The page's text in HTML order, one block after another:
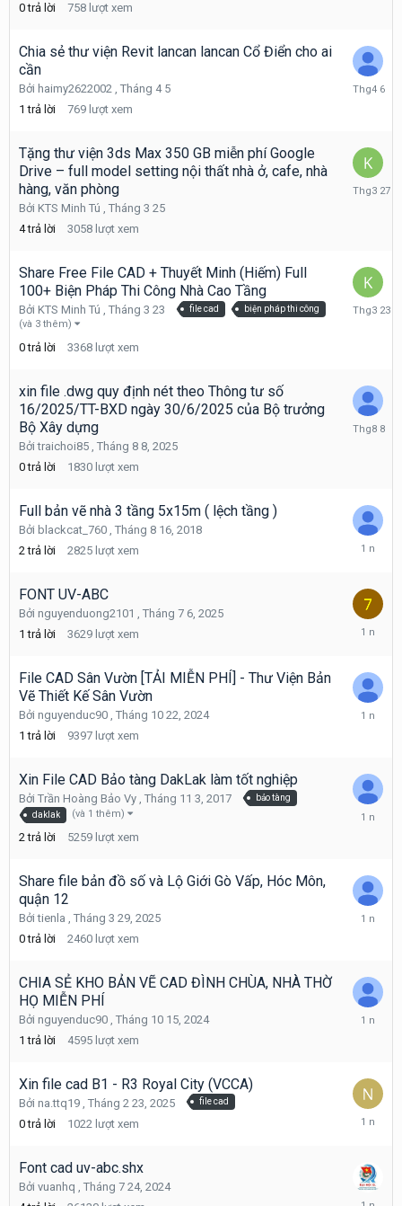
0 trả lời 758 lượt xem
Chia sẻ thư viện Revit lancan lancan Cổ Điển cho ai
cần
Bởi haimy2622002 , Tháng 4 5
1 trả lời 769 lượt xem
Tháng
Tặng thư viện 3ds Max 350 GB miễn phí Google
Drive – full model setting nội thất nhà ở, cafe, nhà
hàng, văn phòng
Bởi KTS Minh Tú , Tháng 3 25
4 trả lời 3058 lượt xem
Tháng
Share Free File CAD + Thuyết Minh (Hiếm) Full
100+ Biện Pháp Thi Công Nhà Cao Tầng
Bởi KTS Minh Tú , Tháng 3 23 file cad biện pháp thi công
(và 3 thêm)
0 trả lời 3368 lượt xem
Tháng
xin file .dwg quy định nét theo Thông tư số
16/2025/TT-BXD ngày 30/6/2025 của Bộ trưởng
Bộ Xây dựng
Bởitraichoi85 , Tháng 8 8, 2025
0 trả lời 1830 lượt xem
Tháng
Full bản vẽ nhà 3 tầng 5x15m ( lệch tầng )
Bởi blackcat_760 , Tháng 8 16, 2018
2 trả lời 2825 lượt xem
Tháng
2025
FONT UV-ABC
Bởi nguyenduong2101 , Tháng 7 6, 2025
1 trả lời 3629 lượt xem
Tháng
2025
File CAD Sân Vườn [TẢI MIỄN PHÍ] - Thư Viện Bản
Vẽ Thiết Kế Sân Vườn
Bởi nguyenduc90 , Tháng 10 22, 2024
1 trả lời 9397 lượt xem
Tháng
Xin File CAD Bảo tàng DakLak làm tốt nghiệp
Bởi Trần Hoàng Bảo Vy , Tháng 11 3, 2017
bảo tàng
daklak
(và 1 thêm)
2 trả lời 5259 lượt xem
Tháng
Share file bản đồ số và Lộ Giới Gò Vấp, Hóc Môn,
quận 12
Bởitienla
Tháng 3 29, 2025
0 trả lời 2460 lượt xem
Tháng
CHIA SẺ KHO BẢN VẼ CAD ĐÌNH CHÙA, NHÀ THỜ
HỌ MIỄN PHÍ
Bởi nguyenduc90 Tháng 10 15, 2024
1 trả lời 4595 lượt xem
Tháng
Xin file cad B1 - R3 Royal City (VCCA)
Bởi na.ttq19 Tháng 2 23, 2025 file cad
0 trả lời 1022 lượt xem
Tháng
2025
Font cad uv-abc.shx
Bởi vuanhq , Tháng 7 24, 2024
Tháng